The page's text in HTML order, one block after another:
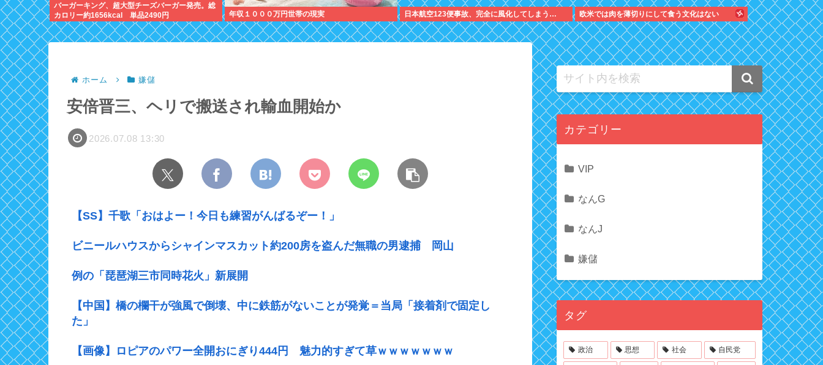
バーガーキング、超大型チーズバーガー発売。総
カロリー約1656kcal 単品2490円
年収１０００万円世帯の現実 日本航空123便事故、完全に風化してしまう… 欧米では肉を薄切りにして食う文化はない
ホーム 嫌儲
安倍晋三、ヘリで搬送され輸血開始か
2026.07.08 13:30
【SS】千歌「おはよー！今日も練習がんばるぞー！」
ビニールハウスからシャインマスカット約200房を盗んだ無職の男逮捕 岡山
例の「琵琶湖三市同時花火」新展開
【中国】橋の欄干が強風で倒壊、中に鉄筋がないことが発覚＝当局「接着剤で固定し
た」
【画像】ロピアのパワー全開おにぎり444円 魅力的すぎて草ｗｗｗｗｗｗｗ
カテゴリー
VIP
なんG
なんJ
嫌儲
タグ
政治 思想 社会 自民党